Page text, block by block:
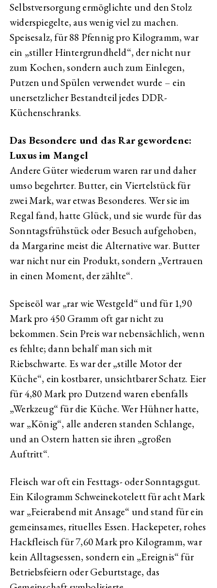
Selbstversorgung ermöglichte und den Stolz
widerspiegelte, aus wenig viel zu machen.
Speisesalz, für 88 Pfennig pro Kilogramm, war
ein „stiller Hintergrundheld“, der nicht nur
zum Kochen, sondern auch zum Einlegen,
Putzen und Spülen verwendet wurde – ein
unersetzlicher Bestandteil jedes DDR-
Küchenschranks.
Das Besondere und das Rar gewordene:
Luxus im Mangel
Andere Güter wiederum waren rar und daher
umso begehrter. Butter, ein Viertelstück für
zwei Mark, war etwas Besonderes. Wer sie im
Regal fand, hatte Glück, und sie wurde für das
Sonntagsfrühstück oder Besuch aufgehoben,
da Margarine meist die Alternative war. Butter
war nicht nur ein Produkt, sondern „Vertrauen
in einen Moment, der zählte“.
Speiseöl war „rar wie Westgeld“ und für 1,90
Mark pro 450 Gramm oft gar nicht zu
bekommen. Sein Preis war nebensächlich, wenn
es fehlte; dann behalf man sich mit
Riebschwarte. Es war der „stille Motor der
Küche“, ein kostbarer, unsichtbarer Schatz. Eier
für 4,80 Mark pro Dutzend waren ebenfalls
„Werkzeug“ für die Küche. Wer Hühner hatte,
war „König“, alle anderen standen Schlange,
und an Ostern hatten sie ihren „großen
Auftritt“.
Fleisch war oft ein Festtags- oder Sonntagsgut.
Ein Kilogramm Schweinekotelett für acht Mark
war „Feierabend mit Ansage“ und stand für ein
gemeinsames, rituelles Essen. Hackepeter, rohes
Hackfleisch für 7,60 Mark pro Kilogramm, war
kein Alltagsessen, sondern ein „Ereignis“ für
Betriebsfeiern oder Geburtstage, das